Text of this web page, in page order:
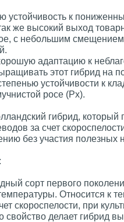
устойчивость к
же высокий выход
с небольшим смещением
адаптацию к
этот гибрид на
устойчивости к
росе (Px).
гибрид,
за счет
без участия полезных
сорт первого
Относится к
скороспелости, при
свойство делает